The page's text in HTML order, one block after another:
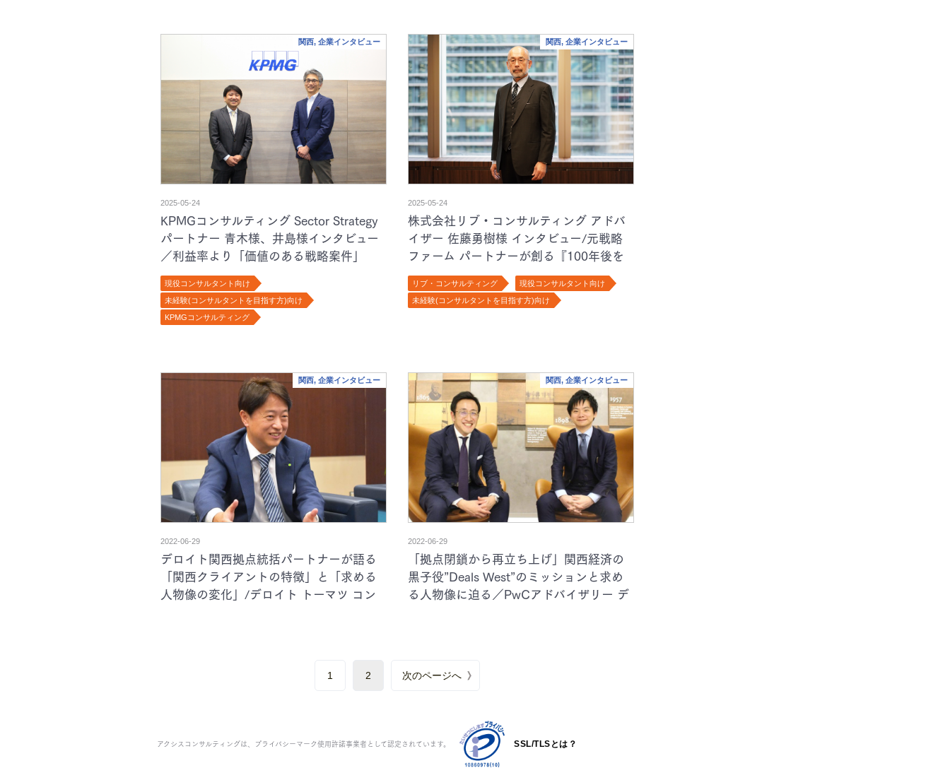
関西, 企業インタビュー
2025-05-24
KPMGコンサルティング Sector Strategy
パートナー 青木様、井島様インタビュー
／利益率より「価値のある戦略案件」
KPMG 戦略部門のビジョンと求める人物
に迫る
現役コンサルタント向け
未経験(コンサルタントを目指す方)向け
KPMGコンサルティング
関西, 企業インタビュー
2025-05-24
株式会社リブ・コンサルティング アドバ
イザー 佐藤勇樹様 インタビュー/元戦略
ファーム パートナーが創る『100年後を
良くするためのプラットフォーム』として
のリブ・コンサルティング
リブ・コンサルティング
現役コンサルタント向け
未経験(コンサルタントを目指す方)向け
関西, 企業インタビュー
2022-06-29
デロイト関西拠点統括パートナーが語る
「関西クライアントの特徴」と「求める
人物像の変化」/デロイト トーマツ コン
関西, 企業インタビュー
2022-06-29
「拠点閉鎖から再立ち上げ」関西経済の
黒子役”Deals West”のミッションと求め
る人物像に迫る／PwCアドバイザリー デ
投
稿
の
送
1 2 次のページへ
アクシスコンサルティングは、 プライバシーマーク使用許諾事業者として認定されています。 SSL/TLSとは？